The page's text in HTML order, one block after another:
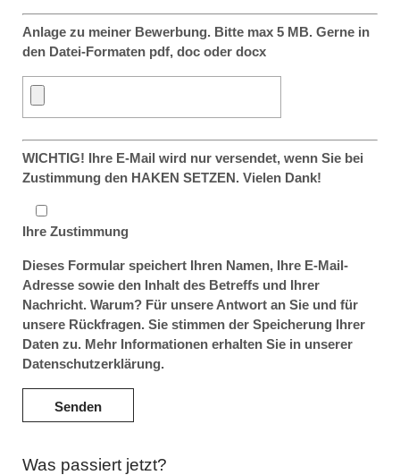
Anlage zu meiner Bewerbung. Bitte max 5 MB. Gerne in
den Datei-Formaten pdf, doc oder docx
WICHTIG! Ihre E-Mail wird nur versendet, wenn Sie bei
Zustimmung den HAKEN SETZEN. Vielen Dank!
Ihre Zustimmung
Dieses Formular speichert Ihren Namen, Ihre E-Mail-
Adresse sowie den Inhalt des Betreffs und Ihrer
Nachricht. Warum? Für unsere Antwort an Sie und für
unsere Rückfragen. Sie stimmen der Speicherung Ihrer
Daten zu. Mehr Informationen erhalten Sie in unserer
Datenschutzerklärung.
Was passiert jetzt?